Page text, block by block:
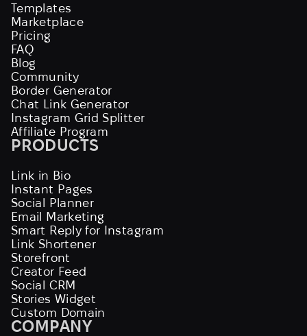
Templates
Marketplace
Pricing
FAQ
Blog
Community
Border Generator
Chat Link Generator
Instagram Grid Splitter
Affiliate Program
PRODUCTS
Link in Bio
Instant Pages
Social Planner
Email Marketing
Smart Reply for Instagram
Link Shortener
Storefront
Creator Feed
Social CRM
Stories Widget
Custom Domain
COMPANY